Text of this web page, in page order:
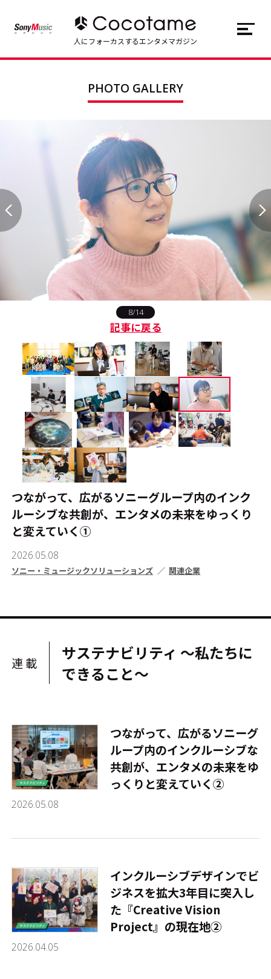
Series
Cocotameとは About
#エンタメ業界のちょっといい話
#リクルート
運営会社 プライバシーポリシー
本サイトご利用にあたって
お問い合わせ
JP EN
人にフォーカスするエンタメマガジン
PHOTO GALLERY
8/14
記事に戻る
つながって、広がる――ソニーグループ内のインク
ルーシブな共創が、エンタメの未来をゆっくり
と変えていく①
2026.05.08
ソニー・ミュージックソリューションズ 関連企業
連載
サステナビリティ ～私たちに
できること～
2026.05.08
つながって、広がる――ソニーグ
ループ内のインクルーシブな
共創が、エンタメの未来をゆ
っくりと変えていく②
2026.04.05
インクルーシブデザインでビ
ジネスを拡大――3年目に突入し
た『Creative Vision
Project』の現在地②